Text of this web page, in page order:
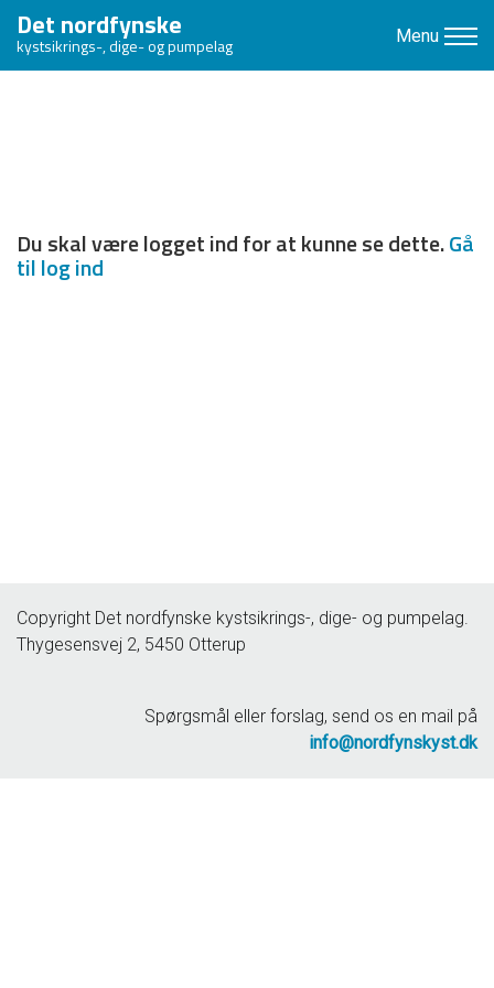
Det nordfynske
kystsikrings-, dige- og pumpelag Menu
Du skal være logget ind for at kunne se dette.Gå
til log ind
Copyright Det nordfynske kystsikrings-, dige- og pumpelag.
Thygesensvej 2, 5450 Otterup
Spørgsmål eller forslag, send os en mail på
info@nordfynskyst.dk